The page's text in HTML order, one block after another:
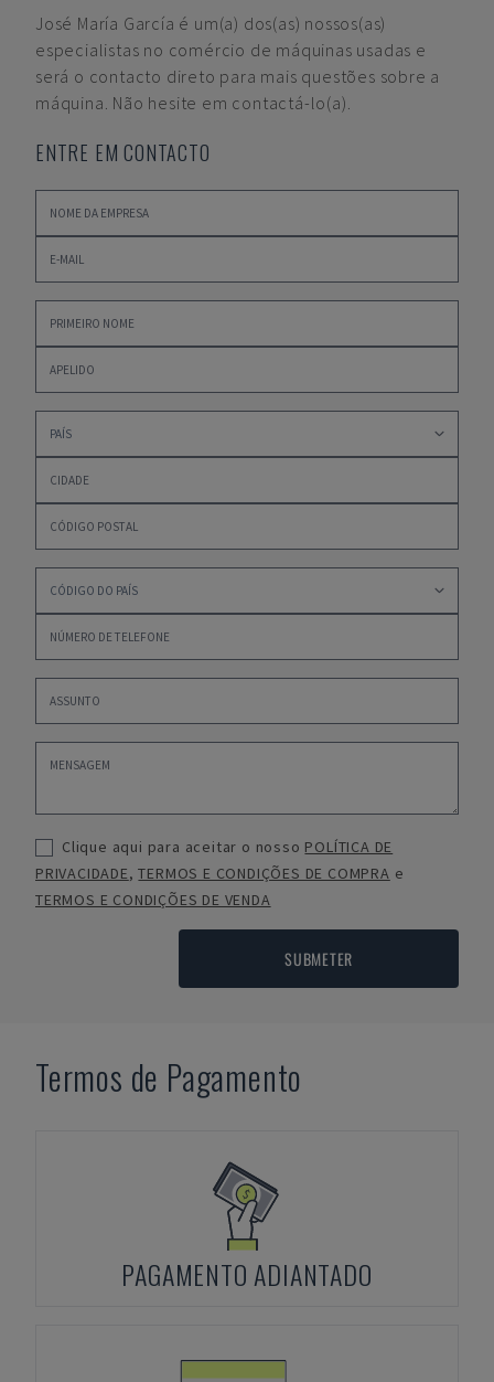
José María García é um(a) dos(as) nossos(as)
especialistas no comércio de máquinas usadas e
será o contacto direto para mais questões sobre a
máquina. Não hesite em contactá-lo(a).
ENTRE EM CONTACTO
Clique aqui para aceitar o nosso POLÍTICA DE
PRIVACIDADE,TERMOS E CONDIÇÕES DE COMPRA e
TERMOS E CONDIÇÕES DE VENDA
SUBMETER
Termos de Pagamento
PAGAMENTO ADIANTADO